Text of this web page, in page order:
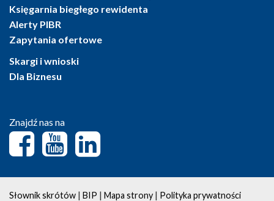
Księgarnia biegłego rewidenta
Alerty PIBR
Zapytania ofertowe
Skargi i wnioski
Dla Biznesu
Znajdź nas na
Słownik skrótów | BIP | Mapa strony | Polityka prywatności